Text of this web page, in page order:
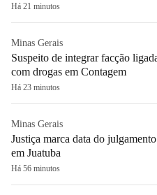
Há 21 minutos
Minas Gerais
Suspeito de integrar facção
com drogas em Contagem
Há 23 minutos
Minas Gerais
Justiça marca data do
em Juatuba
Há 56 minutos